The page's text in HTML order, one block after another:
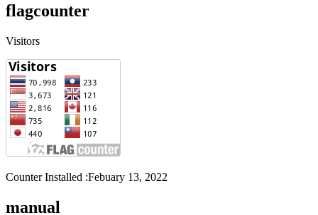
flagcounter
Visitors
Counter Installed :Febuary 13, 2022
manual